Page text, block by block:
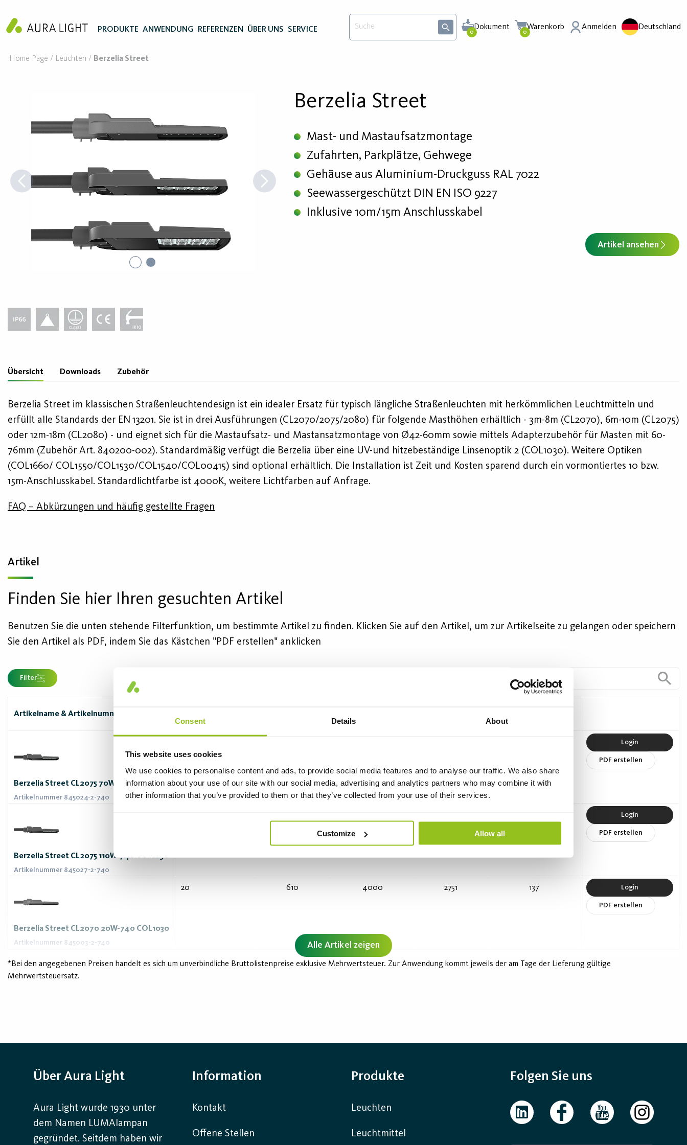
Consent Details About
This website uses cookies
We use cookies to personalise content and ads, to provide social media features and to analyse our traffic. We also share
information about your use of our site with our social media, advertising and analytics partners who may combine it with
other information that you’ve provided to them or that they’ve collected from your use of their services.
Customize Allow all
PRODUKTE ANWENDUNG REFERENZEN ÜBER UNS SERVICE 0
Dokument
0
Warenkorb Anmelden Deutschland
Home Page Leuchten Berzelia Street
Berzelia Street
Mast- und Mastaufsatzmontage
Zufahrten, Parkplätze, Gehwege
Gehäuse aus Aluminium-Druckguss RAL 7022
Seewassergeschützt DIN EN ISO 9227
Inklusive 10m/15m Anschlusskabel
Artikel ansehen
Übersicht Downloads Zubehör
Berzelia Street im klassischen Straßenleuchtendesign ist ein idealer Ersatz für typisch längliche Straßenleuchten mit herkömmlichen Leuchtmitteln und
erfüllt alle Standards der EN 13201. Sie ist in drei Ausführungen (CL2070/2075/2080) für folgende Masthöhen erhältlich - 3m-8m (CL2070), 6m-10m (CL2075)
oder 12m-18m (CL2080) - und eignet sich für die Mastaufsatz- und Mastansatzmontage von Ø42-60mm sowie mittels Adapterzubehör für Masten mit 60-
76mm (Zubehör Art. 840200-002). Standardmäßig verfügt die Berzelia über eine UV-und hitzebeständige Linsenoptik 2 (COL1030). Weitere Optiken
(COL1660/ COL1550/COL1530/COL1540/COL00415) sind optional erhältlich. Die Installation ist Zeit und Kosten sparend durch ein vormontiertes 10 bzw.
15m-Anschlusskabel. Standardlichtfarbe ist 4000K, weitere Lichtfarben auf Anfrage.
FAQ – Abkürzungen und häufig gestellte Fragen
Artikel
Finden Sie hier Ihren gesuchten Artikel
Benutzen Sie die unten stehende Filterfunktion, um bestimmte Artikel zu finden. Klicken Sie auf den Artikel, um zur Artikelseite zu gelangen oder speichern
Sie den Artikel als PDF, indem Sie das Kästchen "PDF erstellen" anklicken
Filter
Alle Artikel zeigen
Artikelname & Artikelnummer
Berzelia Street CL2075 70W-740 COL1030
Artikelnummer 845024-2-740
Login
PDF erstellen
Berzelia Street CL2075 110W-740 COL1030
Artikelnummer 845027-2-740
Login
PDF erstellen
Berzelia Street CL2070 20W-740 COL1030
Artikelnummer 845003-2-740
20 610 4000 2751 137 Login
PDF erstellen
*Bei den angegebenen Preisen handelt es sich um unverbindliche Bruttolistenpreise exklusive Mehrwertsteuer. Zur Anwendung kommt jeweils der am Tage der Lieferung gültige
Mehrwertsteuersatz.
Über Aura Light
Aura Light wurde 1930 unter
dem Namen LUMAlampan
gegründet. Seitdem haben wir
Information
Kontakt
Offene Stellen
Produkte
Leuchten
Leuchtmittel
Folgen Sie uns